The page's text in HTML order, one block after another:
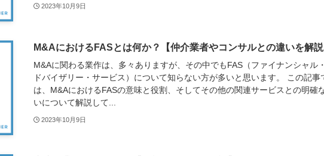
2023年10月9日
M&AにおけるFASとは何か？【仲介業者やコンサルとの違いを解説
M&Aに関わる業作は、多々ありますが、その中でもFAS（ファイナンシャル
ドバイザリー・サービス）について知らない方が多いと思います。 この記事
は、M&AにおけるFASの意味と役割、そしてその他の関連サービスとの明確
いについて解説して...
2023年10月9日